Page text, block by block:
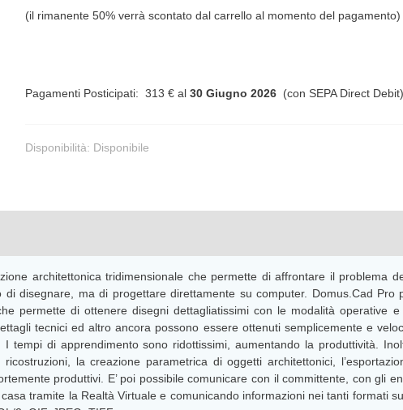
(il rimanente 50% verrà scontato dal carrello al momento del pagamento)
Pagamenti Posticipati: 313 € al30 Giugno 2026 (con SEPA Direct Debit)
Disponibilità: Disponibile
architettonica tridimensionale che permette di affrontare il problema
disegnare, ma di progettare direttamente su computer. Domus.Cad
permette di ottenere disegni dettagliatissimi con le modalità operative
tecnici ed altro ancora possono essere ottenuti semplicemente e
tempi di apprendimento sono ridottissimi, aumentando la produttività.
la creazione parametrica di oggetti architettonici,
produttivi. E’ poi possibile comunicare con il committente, con gli
tramite la Realtà Virtuale e comunicando informazioni nei tanti formati